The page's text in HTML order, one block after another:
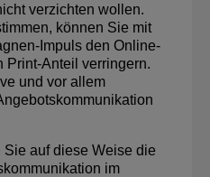
verzichten wollen.
können Sie mit
Impuls den Online-
Print-Anteil verringern.
und vor allem
auf diese Weise die
im